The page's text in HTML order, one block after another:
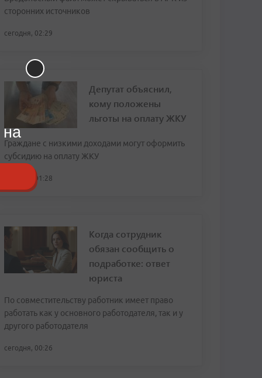
сторонних источников
сегодня, 02:29
Депутат объяснил,
кому положены
льготы на оплату ЖКУ
Граждане с низкими доходами могут оформить
субсидию на оплату ЖКУ
сегодня, 01:28
Когда сотрудник
обязан сообщить о
подработке: ответ
юриста
По совместительству работник имеет право
работать как у основного работодателя, так и у
другого работодателя
сегодня, 00:26